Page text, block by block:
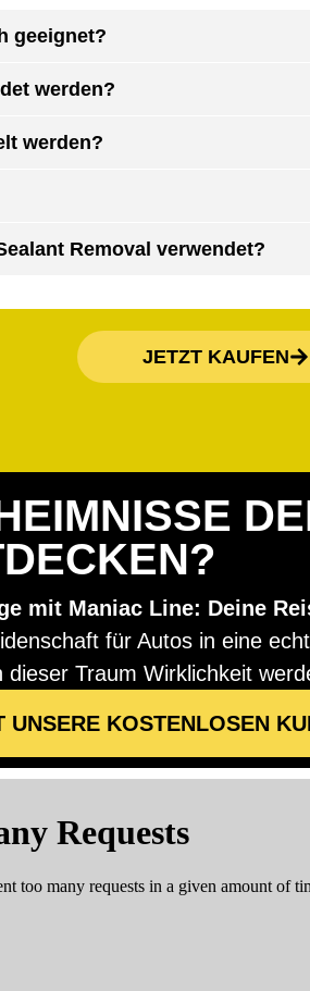
geeignet?
werden?
werden?
Removal verwendet?
JETZT KAUFEN
mit Maniac Line: Deine
für Autos in eine
Traum Wirklichkeit
UNSERE KOSTENLOSEN